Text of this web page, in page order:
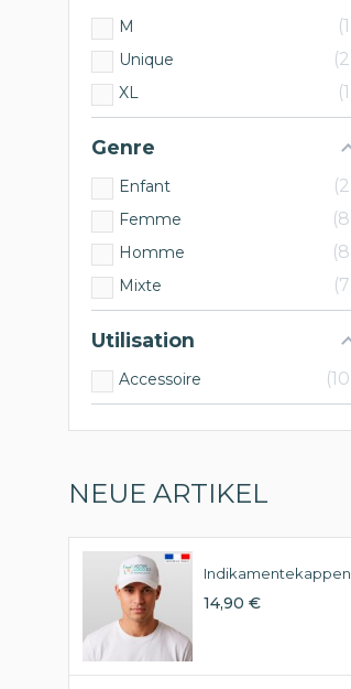
M 1
Unique 2
XL 1
Genre
Enfant 2
Femme 8
Homme 8
Mixte 7
Utilisation
Accessoire 10
NEUE ARTIKEL
Indikamentekappen
14,90 €